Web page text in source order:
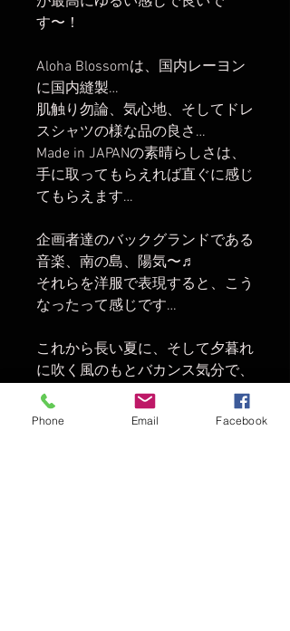
す〜！
Aloha Blossomは、国内レーヨン
に国内縫製…
肌触り勿論、気心地、そしてドレ
スシャツの様な品の良さ…
Made in JAPANの素晴らしさは、
手に取ってもらえれば直ぐに感じ
てもらえます…
企画者達のバックグランドである
音楽、南の島、陽気〜♬
それらを洋服で表現すると、こう
なったって感じです…
これから長い夏に、そして夕暮れ
に吹く風のもとバカンス気分で、
素肌にレーヨン素材のご機嫌な
Hawaiian Shirtはいかがでしょう
Phone Email Facebook